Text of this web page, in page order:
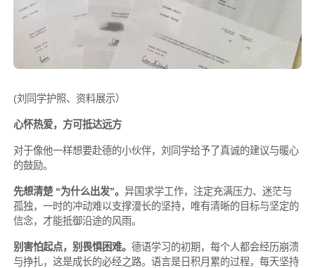
(刘同学护照、资料展示）
心怀热爱，方可抵达远方
对于像他一样想要赴德的小伙伴，刘同学给予了真诚的建议与暖心
的鼓励。
先想清楚 “为什么出发”。异国求学工作，注定充满压力、迷茫与
孤独，一时的冲动难以支撑漫长的坚持，唯有清晰的目标与坚定的
信念，才能抵御沿途的风雨。
别害怕起点，别畏惧困难。德语学习的初期，每个人都会经历崩溃
与挣扎，这是成长的必经之路。语言是日积月累的过程，每天坚持